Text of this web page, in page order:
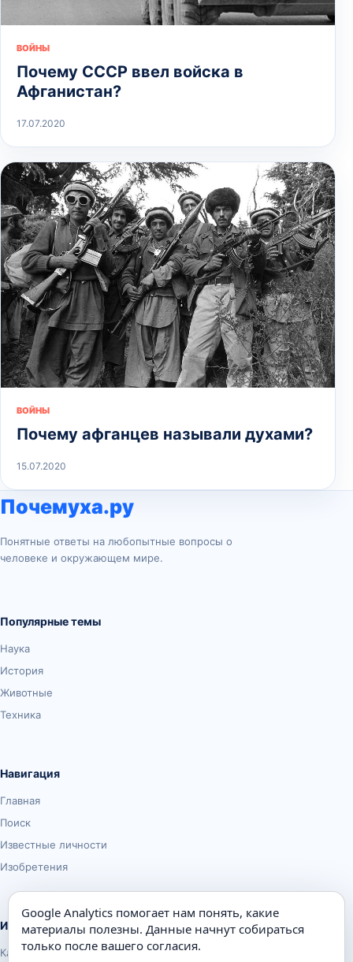
ВОЙНЫ
Почему СССР ввел войска в
Афганистан?
17.07.2020
ВОЙНЫ
Почему афганцев называли духами?
15.07.2020
Почемуха.ру
Понятные ответы на любопытные вопросы о
человеке и окружающем мире.
Популярные темы
Наука
История
Животные
Техника
Навигация
Главная
Поиск
Известные личности
Изобретения
Информация
Карта сайта
Google Analytics помогает нам понять, какие
материалы полезны. Данные начнут собираться
только после вашего согласия.